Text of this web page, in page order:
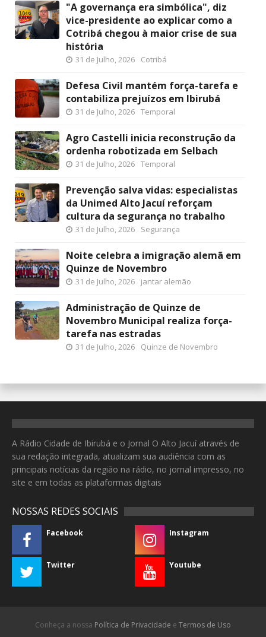
"A governança era simbólica", diz
vice-presidente ao explicar como a
Cotribá chegou à maior crise de sua
história
31 de Julho, 2026 Cotribá
Defesa Civil mantém força-tarefa e
contabiliza prejuízos em Ibirubá
31 de Julho, 2026 Temporal
Agro Castelli inicia reconstrução da
ordenha robotizada em Selbach
31 de Julho, 2026 Temporal
Prevenção salva vidas: especialistas
da Unimed Alto Jacuí reforçam
cultura da segurança no trabalho
31 de Julho, 2026 Segurança
Noite celebra a imigração alemã em
Quinze de Novembro
31 de Julho, 2026 jantar alemão
Administração de Quinze de
Novembro Municipal realiza força-
tarefa nas estradas
31 de Julho, 2026 Quinze de Novembro
A Rádio Cidade de Ibirubá e o Jornal O Alto Jacuí através de
sua redação integrada, atualizam sua audiência com as
principais notícias da região na rádio, no jornal impresso, no
site e em todas as plataformas digitais
NOSSAS REDES SOCIAIS
Facebook Instagram
Twitter Youtube
Conheça a nossa Política de Privacidade e Termos de Uso